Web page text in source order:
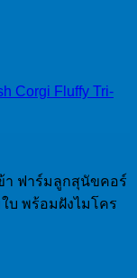
Corgi Fluffy Tri-
า ฟาร์มลูกสุนัขคอร์
บ พร้อมฝังไมโคร